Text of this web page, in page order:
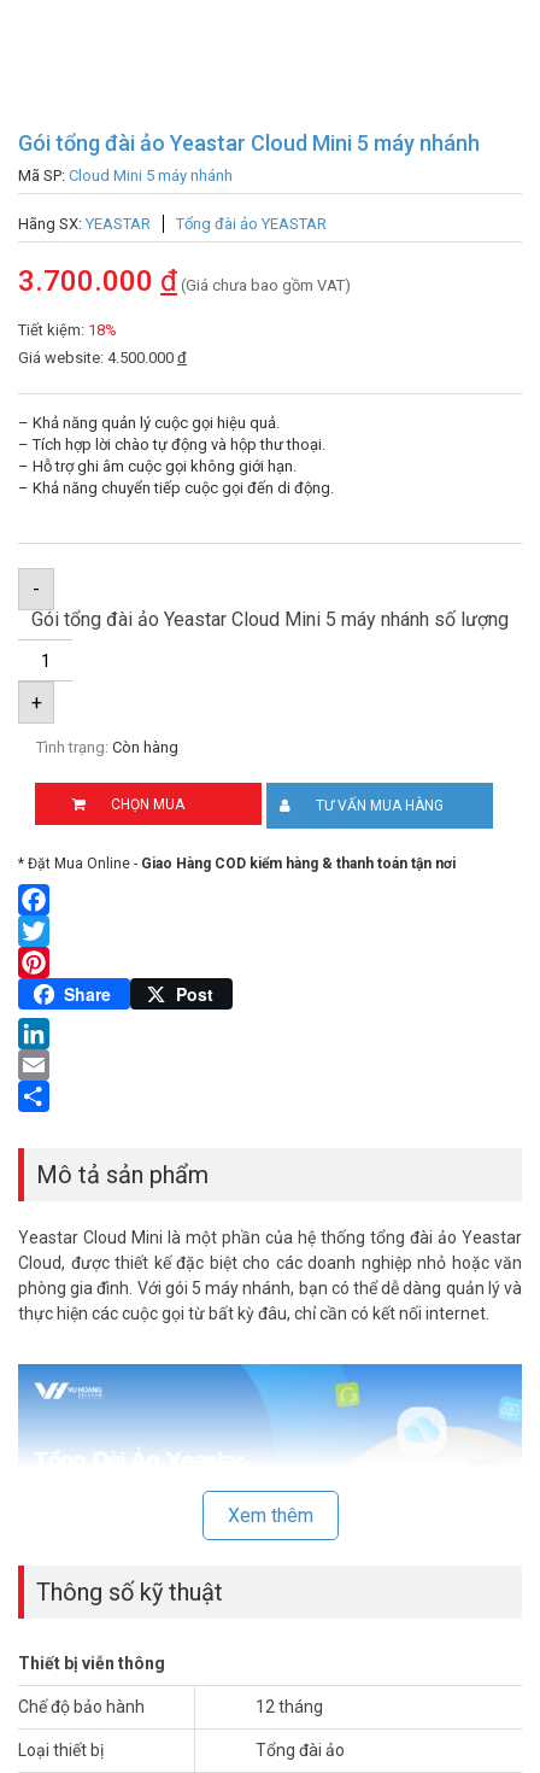
Gói tổng đài ảo Yeastar Cloud Mini 5 máy nhánh
Mã SP: Cloud Mini 5 máy nhánh
Hãng SX: YEASTAR Tổng đài ảo YEASTAR
3.700.000 đ (Giá chưa bao gồm VAT)
Tiết kiệm: 18%
Giá website: 4.500.000 đ
– Khả năng quản lý cuộc gọi hiệu quả.
– Tích hợp lời chào tự động và hộp thư thoại.
– Hỗ trợ ghi âm cuộc gọi không giới hạn.
– Khả năng chuyển tiếp cuộc gọi đến di động.
-
Gói tổng đài ảo Yeastar Cloud Mini 5 máy nhánh số lượng
+
Tình trạng: Còn hàng
CHỌN MUA TƯ VẤN MUA HÀNG
* Đặt Mua Online - Giao Hàng COD kiểm hàng & thanh toán tận nơi
Facebook
Twitter
Pinterest
Share Post
LinkedIn
Email
Mô tả sản phẩm
Yeastar Cloud Mini là một phần của hệ thống tổng đài ảo Yeastar
Cloud, được thiết kế đặc biệt cho các doanh nghiệp nhỏ hoặc văn
phòng gia đình. Với gói 5 máy nhánh, bạn có thể dễ dàng quản lý và
thực hiện các cuộc gọi từ bất kỳ đâu, chỉ cần có kết nối internet.
Tính Năng Nổi Bật Của Yeastar Cloud Mini
Linh Hoạt và Tiết Kiệm
Không cần đầu tư vào hạ tầng phức tạp, giúp giảm thiểu chi phí ban
Xem thêm
Thông số kỹ thuật
Thiết bị viễn thông
Chế độ bảo hành 12 tháng
Loại thiết bị Tổng đài ảo